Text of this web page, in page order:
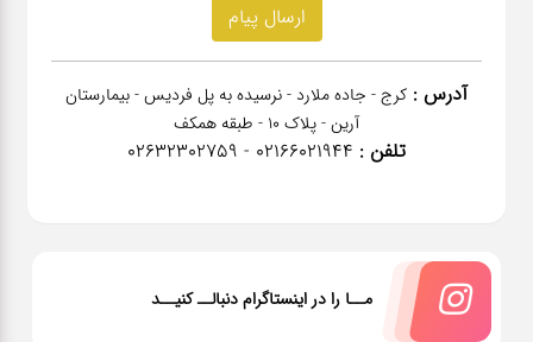
آدرس : کرج - جاده ملارد - نرسیده به پل فردیس - بیمارستان
آرین - پلاک 10 - طبقه همکف
تلفن : 02166021944 - 02632302759
مــا را در اینستاگرام دنبالــ کنیــد